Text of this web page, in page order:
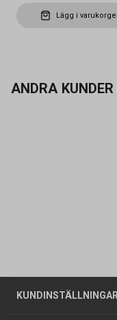
Lägg i
ANDRA
KUNDINSTÄLLNINGAR
Företagskund /
Allmänna
Butiker
Om oss